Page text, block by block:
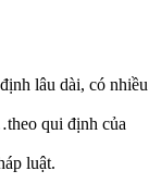
lâu dài, có nhiều
qui định của
luật.